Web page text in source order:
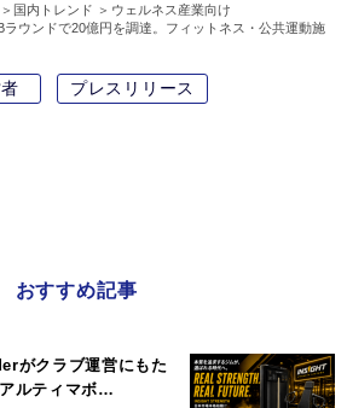
国内トレンド
ウェルネス産業向け
ウンドで20億円を調達。フィットネス・公共運動施
プレスリリース
おすすめ記事
がクラブ運営にもた
ルティマボ…